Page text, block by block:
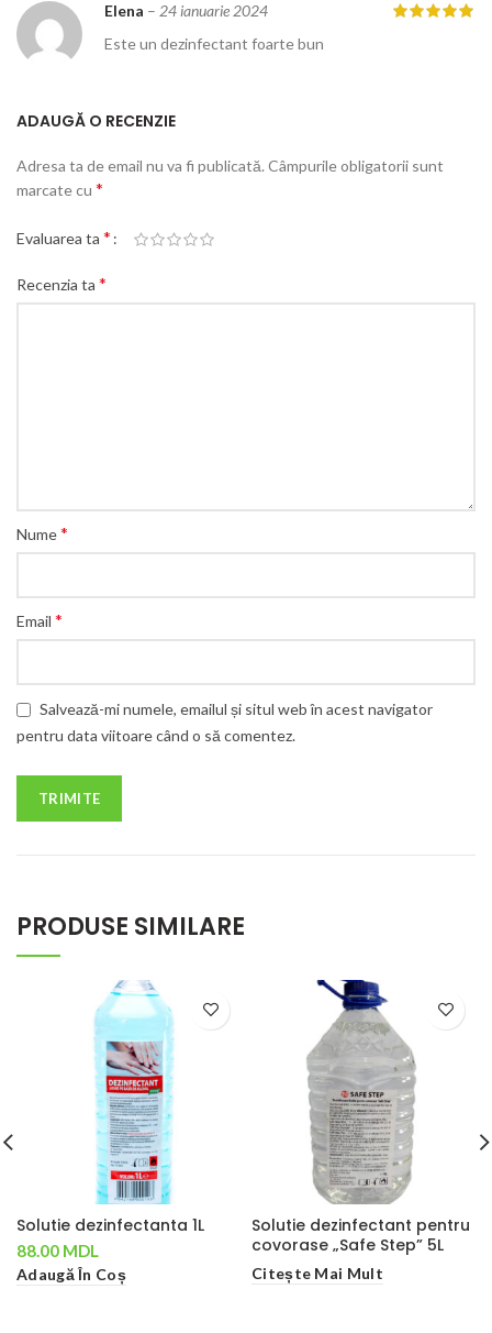
Elena – 24 ianuarie 2024
Este un dezinfectant foarte bun
ADAUGĂ O RECENZIE
Adresa ta de email nu va fi publicată. Câmpurile obligatorii sunt
marcate cu *
Evaluarea ta *
Recenzia ta *
Nume*
Email *
Salvează-mi numele, emailul și situl web în acest navigator
pentru data viitoare când o să comentez.
PRODUSE SIMILARE
Solutie dezinfectanta 1L
88.00 MDL
Adaugă În Coș
Solutie dezinfectant pentru
covorase „Safe Step” 5L
Citește Mai Mult